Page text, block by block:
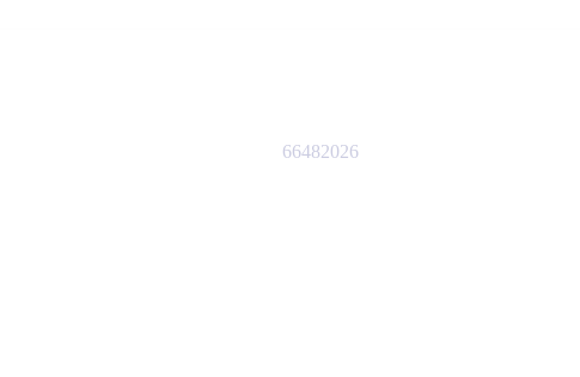
66482026